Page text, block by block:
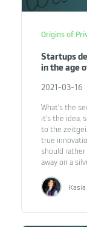
Origins of
Startups
in the age
2021-03-16
What's the
it's the idea,
to the
true
should
away on a